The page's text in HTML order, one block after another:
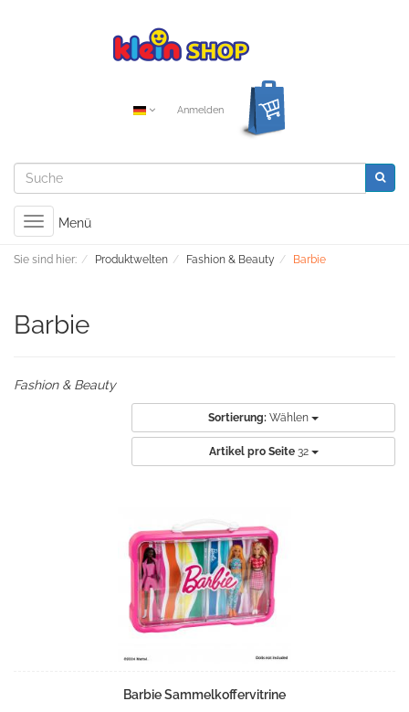
Anmelden
Toggle
navigation
Menü
Sie sind hier: Produktwelten Fashion & Beauty Barbie
Barbie
Fashion & Beauty
Sortierung: Wählen
Artikel pro Seite 32
Barbie Sammelkoffervitrine